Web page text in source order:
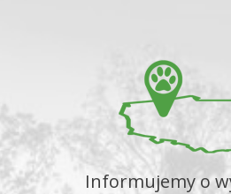
Informujemy o